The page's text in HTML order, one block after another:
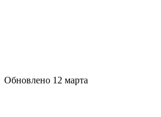
Обновлено 12 марта